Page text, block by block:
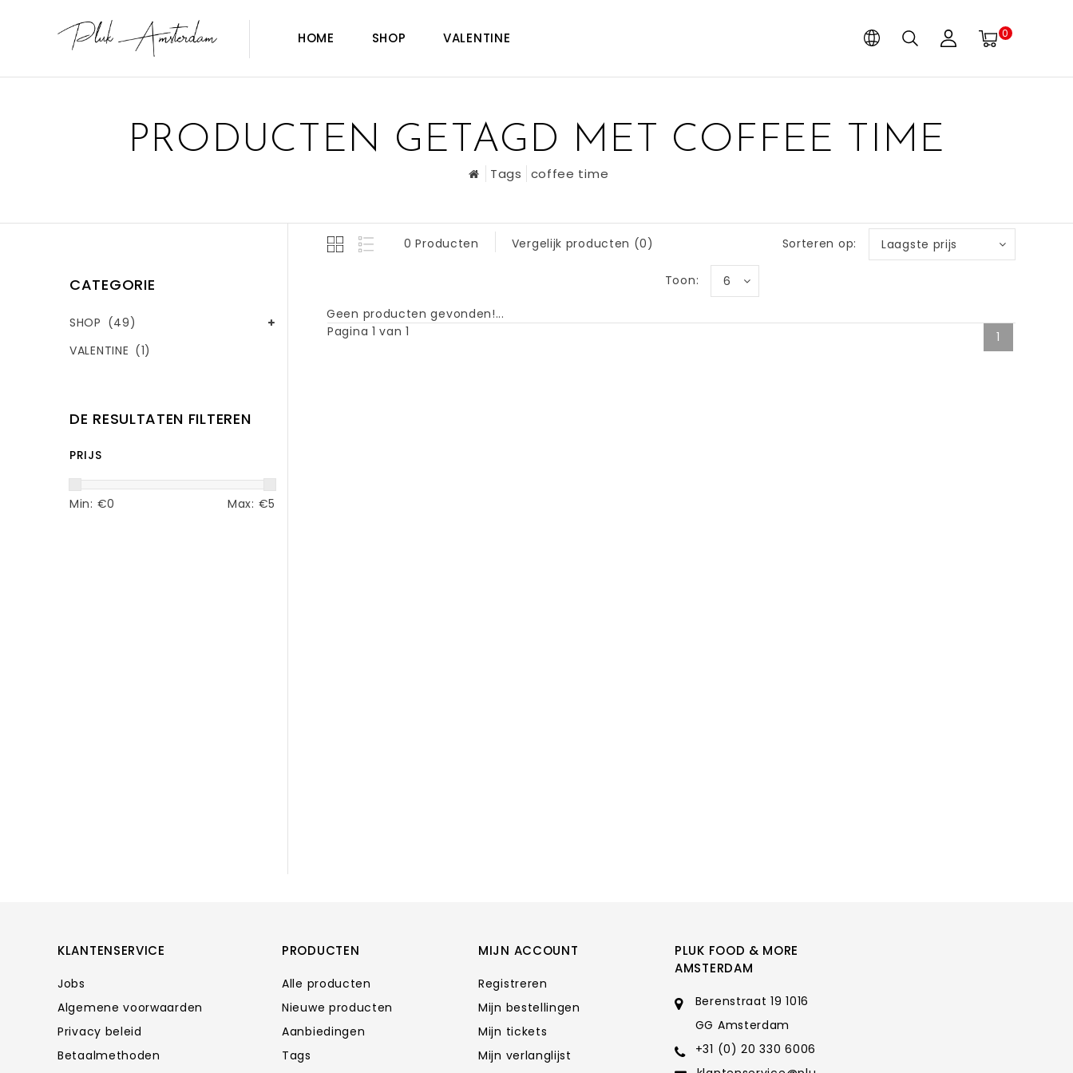
HOME SHOP VALENTINE 0
PRODUCTEN GETAGD MET COFFEE TIME
Tags coffee time
CATEGORIE
SHOP (49)
VALENTINE (1)
DE RESULTATEN FILTEREN
PRIJS
Min: €0 Max: €5
0 Producten Vergelijk producten (0) Sorteren op: Laagste prijs
Toon: 6
Geen producten gevonden!...
Pagina 1 van 1
1
KLANTENSERVICE
Jobs
Algemene voorwaarden
Privacy beleid
Betaalmethoden
PRODUCTEN
Alle producten
Nieuwe producten
Aanbiedingen
Tags
MIJN ACCOUNT
Registreren
Mijn bestellingen
Mijn tickets
Mijn verlanglijst
PLUK FOOD & MORE
AMSTERDAM
Berenstraat 19 1016
GG Amsterdam
+31 (0) 20 330 6006